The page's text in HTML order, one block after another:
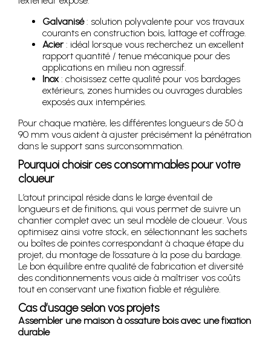
Galvanisé: solution polyvalente pour vos travaux
courants en construction bois, lattage et coffrage.
Acier: idéal lorsque vous recherchez un excellent
rapport quantité / tenue mécanique pour des
applications en milieu non agressif.
Inox: choisissez cette qualité pour vos bardages
extérieurs, zones humides ou ouvrages durables
exposés aux intempéries.
Pour chaque matière, les différentes longueurs de 50 à
90 mm vous aident à ajuster précisément la pénétration
dans le support sans surconsommation.
Pourquoi choisir ces consommables pour votre
cloueur
L’atout principal réside dans le large éventail de
longueurs et de finitions, qui vous permet de suivre un
chantier complet avec un seul modèle de cloueur. Vous
optimisez ainsi votre stock, en sélectionnant les sachets
ou boîtes de pointes correspondant à chaque étape du
projet, du montage de l’ossature à la pose du bardage.
Le bon équilibre entre qualité de fabrication et diversité
des conditionnements vous aide à maîtriser vos coûts
tout en conservant une fixation fiable et régulière.
Cas d’usage selon vos projets
Assembler une maison à ossature bois avec une fixation
durable